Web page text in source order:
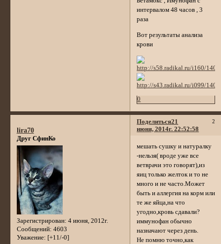
интервалом 48 часов , 3
раза
Вот результаты анализа
крови
0
Поделиться 2
21
июня, 2014г. 22:52:58
lira70
Друг СфинКо
Зарегистрирован: 4 июня, 2012г.
Сообщений: 4603
Уважение: [+11/-0]
мешать сушку и натуралку
-нельзя( вроде уже все
ветврачи это говорят),из
яиц только желток и то не
много и не часто.Может
быть и аллергия на корм или
те же яйца,на что
угодно,кровь сдавали?
иммунофан обычно
назначают через день.
Не помню точно,как